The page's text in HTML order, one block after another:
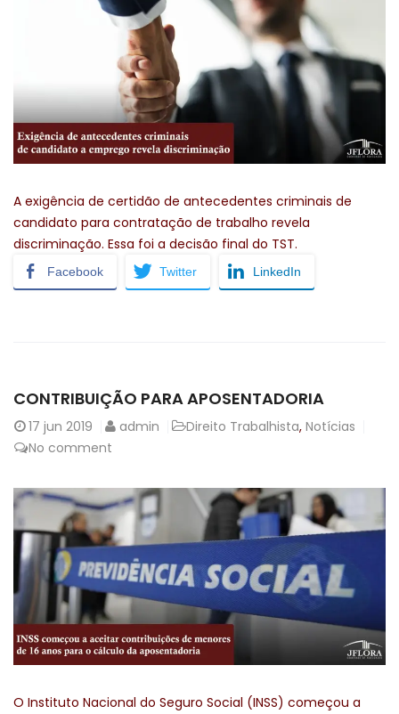
A exigência de certidão de antecedentes criminais de
candidato para contratação de trabalho revela
discriminação. Essa foi a decisão final do TST.
Facebook Twitter LinkedIn
CONTRIBUIÇÃO PARA APOSENTADORIA
17 jun 2019 admin Direito Trabalhista, Notícias
No comment
O Instituto Nacional do Seguro Social (INSS) começou a